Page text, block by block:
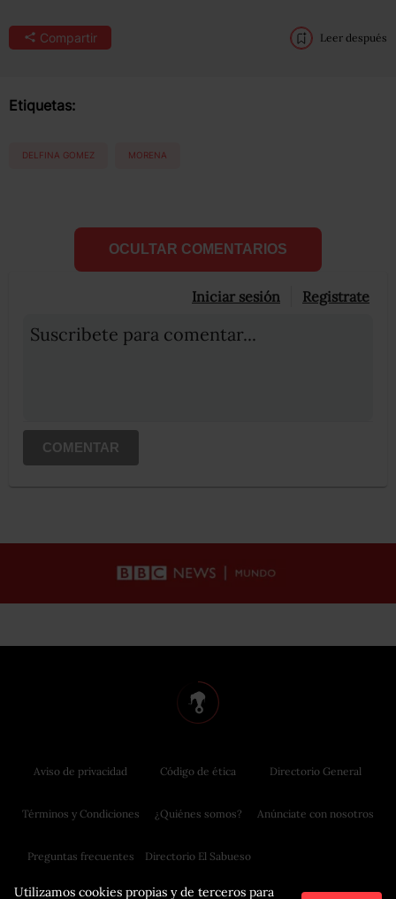
Compartir Leer después
Etiquetas:
DELFINA GOMEZ MORENA
OCULTAR COMENTARIOS
Iniciar sesión Registrate
Suscribete para comentar...
COMENTAR
Utilizamos cookies propias y de terceros para
Aviso de privacidad
Términos y Condiciones
Preguntas frecuentes
Código de ética
¿Quiénes somos?
Directorio El Sabueso
Directorio General
Anúnciate con nosotros